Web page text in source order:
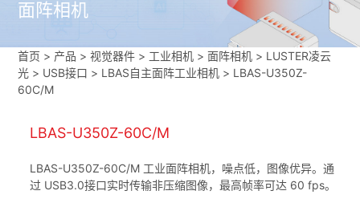
面阵相机
首页 > 产品 > 视觉器件 > 工业相机 >面阵相机 > LUSTER凌云
光 > USB接口 > LBAS自主面阵工业相机 > LBAS-U350Z-
60C/M
LBAS-U350Z-60C/M
LBAS-U350Z-60C/M 工业面阵相机，噪点低，图像优异。通
过 USB3.0接口实时传输非压缩图像，最高帧率可达 60 fps。